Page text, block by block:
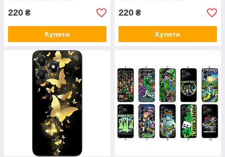
220 ₴
Купити
220 ₴
Купити